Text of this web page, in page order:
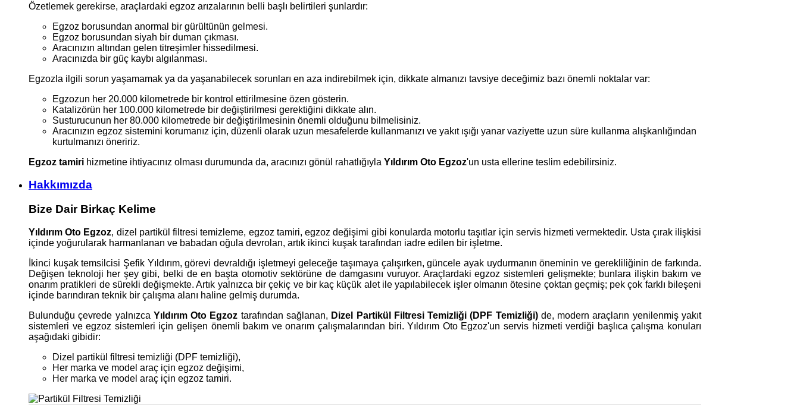
Özetlemek gerekirse, araçlardaki egzoz arızalarının belli başlı belirtileri şunlardır:
Egzoz borusundan anormal bir gürültünün gelmesi.
Egzoz borusundan siyah bir duman çıkması.
Aracınızın altından gelen titreşimler hissedilmesi.
Aracınızda bir güç kaybı algılanması.
Egzozla ilgili sorun yaşamamak ya da yaşanabilecek sorunları en aza indirebilmek için, dikkate almanızı tavsiye deceğimiz bazı önemli noktalar var:
Egzozun her 20.000 kilometrede bir kontrol ettirilmesine özen gösterin.
Katalizörün her 100.000 kilometrede bir değiştirilmesi gerektiğini dikkate alın.
Susturucunun her 80.000 kilometrede bir değiştirilmesinin önemli olduğunu bilmelisiniz.
Aracınızın egzoz sistemini korumanız için, düzenli olarak uzun mesafelerde kullanmanızı ve yakıt ışığı yanar vaziyette uzun süre kullanma alışkanlığından
kurtulmanızı öneririz.
Egzoz tamiri hizmetine ihtiyacınız olması durumunda da, aracınızı gönül rahatlığıyla Yıldırım Oto Egzoz'un usta ellerine teslim edebilirsiniz.
Hakkımızda
Bize Dair Birkaç Kelime
Yıldırım Oto Egzoz, dizel partikül filtresi temizleme, egzoz tamiri, egzoz değişimi gibi konularda motorlu taşıtlar için servis hizmeti vermektedir. Usta çırak ilişkisi
içinde yoğurularak harmanlanan ve babadan oğula devrolan, artık ikinci kuşak tarafından iadre edilen bir işletme.
İkinci kuşak temsilcisi Şefik Yıldırım, görevi devraldığı işletmeyi geleceğe taşımaya çalışırken, güncele ayak uydurmanın öneminin ve gerekliliğinin de farkında.
Değişen teknoloji her şey gibi, belki de en başta otomotiv sektörüne de damgasını vuruyor. Araçlardaki egzoz sistemleri gelişmekte; bunlara ilişkin bakım ve
onarım pratikleri de sürekli değişmekte. Artık yalnızca bir çekiç ve bir kaç küçük alet ile yapılabilecek işler olmanın ötesine çoktan geçmiş; pek çok farklı bileşeni
içinde barındıran teknik bir çalışma alanı haline gelmiş durumda.
Bulunduğu çevrede yalnızca Yıldırım Oto Egzoz tarafından sağlanan, Dizel Partikül Filtresi Temizliği (DPF Temizliği)de, modern araçların yenilenmiş yakıt
sistemleri ve egzoz sistemleri için gelişen önemli bakım ve onarım çalışmalarından biri. Yıldırım Oto Egzoz'un servis hizmeti verdiği başlıca çalışma konuları
aşağıdaki gibidir:
Dizel partikül filtresi temizliği (DPF temizliği),
Her marka ve model araç için egzoz değişimi,
Her marka ve model araç için egzoz tamiri.